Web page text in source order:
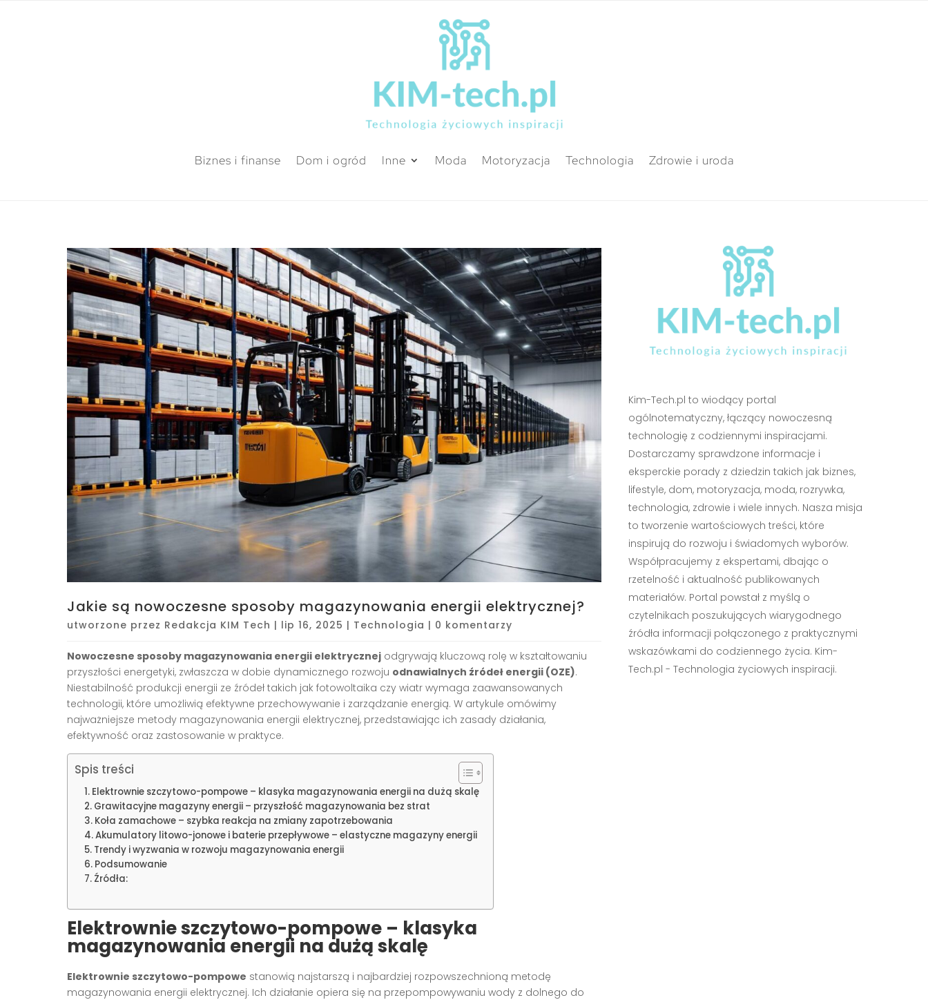
Biznes i finanse Dom i ogród Inne Moda Motoryzacja Technologia Zdrowie i uroda
Jakie są nowoczesne sposoby magazynowania energii elektrycznej?
utworzone przez Redakcja KIM Tech | lip 16, 2025 | Technologia | 0 komentarzy
Nowoczesne sposoby magazynowania energii elektrycznej odgrywają kluczową rolę w kształtowaniu
przyszłości energetyki, zwłaszcza w dobie dynamicznego rozwoju odnawialnych źródeł energii (OZE).
Niestabilność produkcji energii ze źródeł takich jak fotowoltaika czy wiatr wymaga zaawansowanych
technologii, które umożliwią efektywne przechowywanie i zarządzanie energią. W artykule omówimy
najważniejsze metody magazynowania energii elektrycznej, przedstawiając ich zasady działania,
efektywność oraz zastosowanie w praktyce.
Spis treści
Elektrownie szczytowo-pompowe – klasyka magazynowania energii na dużą skalę
Grawitacyjne magazyny energii – przyszłość magazynowania bez strat
Koła zamachowe – szybka reakcja na zmiany zapotrzebowania
Akumulatory litowo-jonowe i baterie przepływowe – elastyczne magazyny energii
Trendy i wyzwania w rozwoju magazynowania energii
Podsumowanie
Źródła:
Elektrownie szczytowo-pompowe – klasyka
magazynowania energii na dużą skalę
Elektrownie szczytowo-pompowe stanowią najstarszą i najbardziej rozpowszechnioną metodę
magazynowania energii elektrycznej. Ich działanie opiera się na przepompowywaniu wody z dolnego do
Kim-Tech.pl to wiodący portal
ogólnotematyczny, łączący nowoczesną
technologię z codziennymi inspiracjami.
Dostarczamy sprawdzone informacje i
eksperckie porady z dziedzin takich jak biznes,
lifestyle, dom, motoryzacja, moda, rozrywka,
technologia, zdrowie i wiele innych. Nasza misja
to tworzenie wartościowych treści, które
inspirują do rozwoju i świadomych wyborów.
Współpracujemy z ekspertami, dbając o
rzetelność i aktualność publikowanych
materiałów. Portal powstał z myślą o
czytelnikach poszukujących wiarygodnego
źródła informacji połączonego z praktycznymi
wskazówkami do codziennego życia. Kim-
Tech.pl - Technologia życiowych inspiracji.